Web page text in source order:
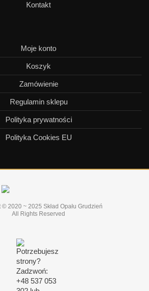
Kontakt
Moje konto
Koszyk
Zamówienie
Regulamin sklepu
Polityka prywatności
Polityka Cookies EU
2020 ~ 2025 Skład Opału Grudzień
All Rights Reserved